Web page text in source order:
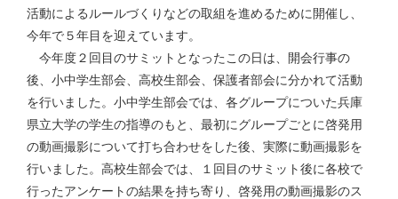
活動によるルールづくりなどの取組を進めるために開催し、
今年で５年目を迎えています。
今年度２回目のサミットとなったこの日は、開会行事の
後、小中学生部会、高校生部会、保護者部会に分かれて活動
を行いました。小中学生部会では、各グループについた兵庫
県立大学の学生の指導のもと、最初にグループごとに啓発用
の動画撮影について打ち合わせをした後、実際に動画撮影を
行いました。高校生部会では、１回目のサミット後に各校で
行ったアンケートの結果を持ち寄り、啓発用の動画撮影のス